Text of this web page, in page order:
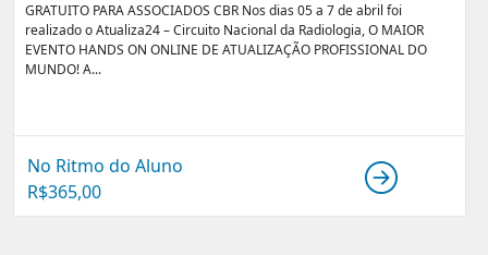
GRATUITO PARA ASSOCIADOS CBR Nos dias 05 a 7 de abril foi
realizado o Atualiza24 – Circuito Nacional da Radiologia, O MAIOR
EVENTO HANDS ON ONLINE DE ATUALIZAÇÃO PROFISSIONAL DO
MUNDO! A...
No Ritmo do Aluno
R$365,00